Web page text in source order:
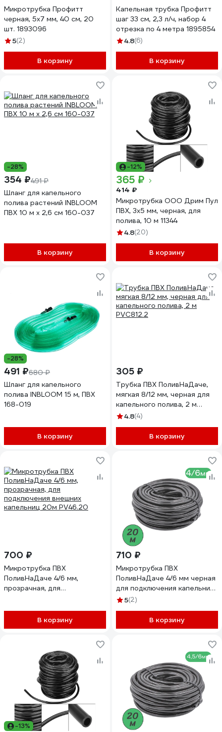
Микротрубка Профитт
черная, 5x7 мм, 40 см, 20
шт. 1893096
5(2)
В корзину
Капельная трубка Профитт
шаг 33 см, 2,3 л/ч, набор 4
отрезка по 4 метра 1895854
4.8(6)
В корзину
-28%
354 ₽491 ₽
Шланг для капельного
полива растений INBLOOM
ПВХ 10 м x 2,6 см 160-037
В корзину
-12%
365 ₽
414 ₽
Микротрубка ООО Дрим Пул
ПВХ, 3x5 мм, черная, для
полива, 10 м 11344
4.8(20)
В корзину
-28%
491 ₽680 ₽
Шланг для капельного
полива INBLOOM 15 м, ПВХ
168-019
В корзину
305 ₽
Трубка ПВХ ПоливНаДаче,
мягкая 8/12 мм, черная для
капельного полива, 2 м
PVC812.2
4.8(4)
В корзину
700 ₽
Микротрубка ПВХ
ПоливНаДаче 4/6 мм,
прозрачная, для
В корзину
710 ₽
Микротрубка ПВХ
ПоливНаДаче 4/6 мм черная
для подключения капельниц
намотка 20 м PVC46.20
5(2)
В корзину
-13%